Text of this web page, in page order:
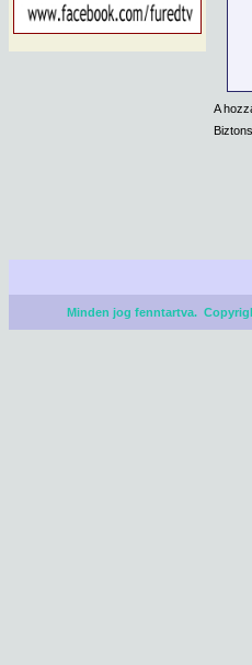
A
Minden jog fenntartva.